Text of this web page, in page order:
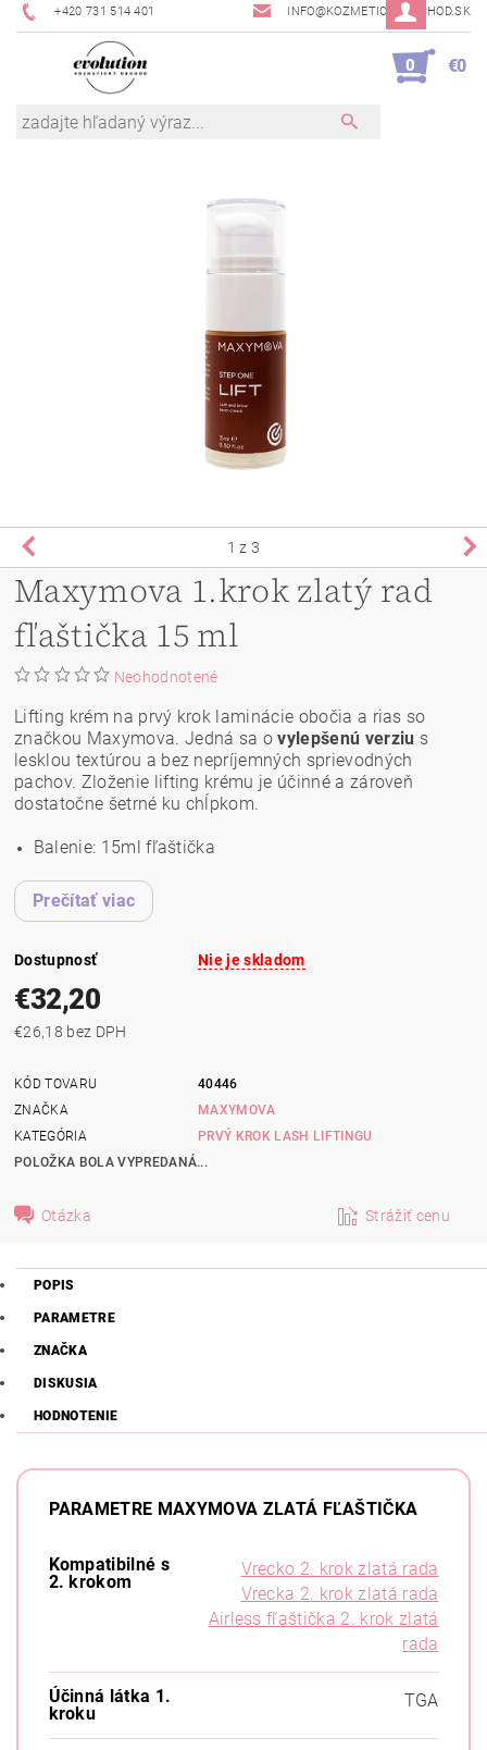
+420 731 514 401 INFO@KOZMETICKYOBCHOD.SK
0 €0
1 z 3
Maxymova 1.krok zlatý rad
fľaštička 15 ml
Neohodnotené
Lifting krém na prvý krok laminácie obočia a rias so
značkou Maxymova. Jedná sa ovylepšenú verziu s
lesklou textúrou a bez nepríjemných sprievodných
pachov. Zloženie lifting krému je účinné a zároveň
dostatočne šetrné ku chĺpkom.
Balenie: 15ml fľaštička
Prečítať viac
Dostupnosť Nie je skladom
€32,20
€26,18 bez DPH
KÓD TOVARU
40446
ZNAČKA
MAXYMOVA
KATEGÓRIA
PRVÝ KROK LASH LIFTINGU
POLOŽKA BOLA VYPREDANÁ...
Otázka Strážiť cenu
POPIS
PARAMETRE
ZNAČKA
DISKUSIA
HODNOTENIE
PARAMETRE MAXYMOVA ZLATÁ FĽAŠTIČKA
Kompatibilné s
2. krokom
Vrecko 2. krok zlatá rada
Vrecka 2. krok zlatá rada
Airless fľaštička 2. krok zlatá
rada
Účinná látka 1.
kroku
TGA